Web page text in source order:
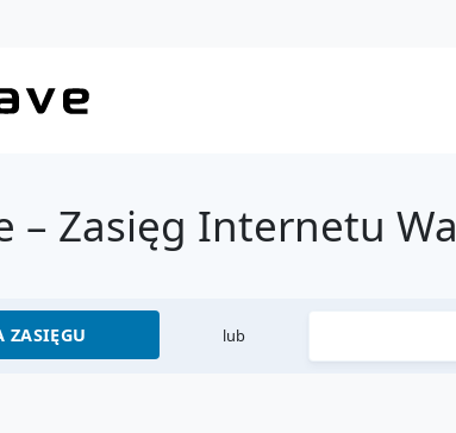
– Zasięg Internetu
ZASIĘGU lub